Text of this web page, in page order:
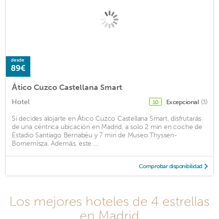
desde
89€
Ático Cuzco Castellana Smart
Hotel 10 Excepcional (3)
Si decides alojarte en Ático Cuzco Castellana Smart, disfrutarás
de una céntrica ubicación en Madrid, a solo 2 min en coche de
Estadio Santiago Bernabéu y 7 min de Museo Thyssen-
Bornemisza. Además, este ...
Comprobar disponibilidad
Los mejores hoteles de 4 estrellas
en Madrid